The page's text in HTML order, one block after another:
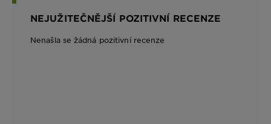
NEJUŽITEČNĚJŠÍ POZITIVNÍ RECENZE
Nenašla se žádná pozitivní recenze